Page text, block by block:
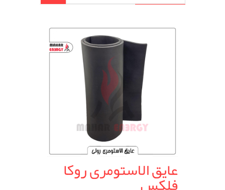
عایق الاستومری روکا